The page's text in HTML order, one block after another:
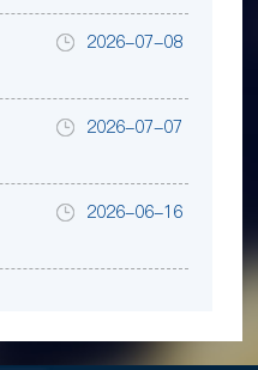
2026-07-08
2026-07-07
2026-06-16